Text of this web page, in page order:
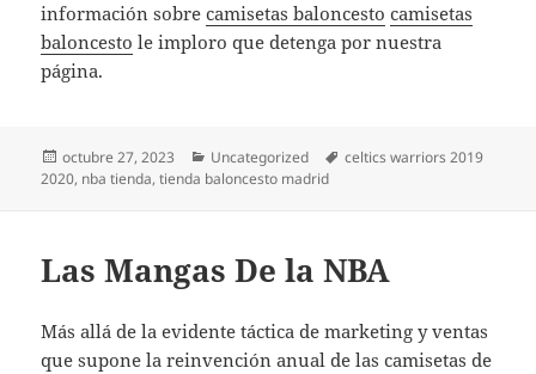
información sobrecamisetas baloncesto camisetas
baloncesto le imploro que detenga por nuestra
página.
Publicado
el
octubre 27, 2023 Categorías
Uncategorized Etiquetas
celtics warriors 2019
2020, nba tienda,tienda baloncesto madrid
Las Mangas De la NBA
Más allá de la evidente táctica de marketing y ventas
que supone la reinvención anual de las camisetas de